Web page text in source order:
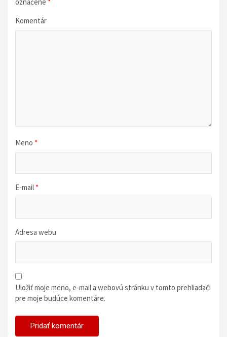
Komentár
Meno *
E-mail *
Adresa webu
Uložiť moje meno, e-mail a webovú stránku v tomto prehliadači
pre moje budúce komentáre.